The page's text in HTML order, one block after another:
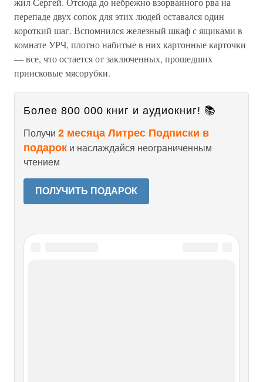
перепаде двух сопок для этих людей оставался один
короткий шаг. Вспомнился железный шкаф с ящиками в
комнате УРЧ, плотно набитые в них картонные карточки
— все, что остается от заключенных, прошедших
приисковые мясорубки.
Более 800 000 книг и аудиокниг! 📚
Получи 2 месяца Литрес Подписки в
подарок и наслаждайся неограниченным
чтением
ПОЛУЧИТЬ ПОДАРОК